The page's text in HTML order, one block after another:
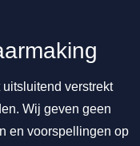
verstrekt
Wij geven geen
en voorspellingen op